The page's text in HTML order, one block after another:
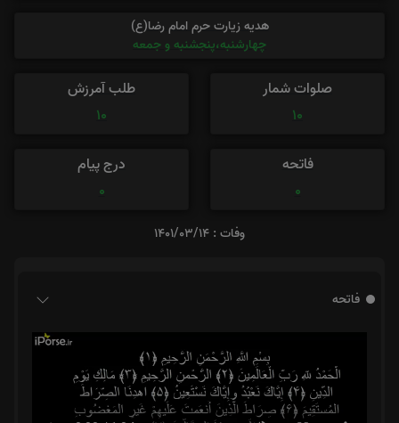
هدیه زیارت حرم امام رضا(ع)
چهارشنبه،پنجشنبه و جمعه
صلوات شمار
10
طلب آمرزش
10
فاتحه
0
درج پیام
0
وفات : 1401/03/14
فاتحه